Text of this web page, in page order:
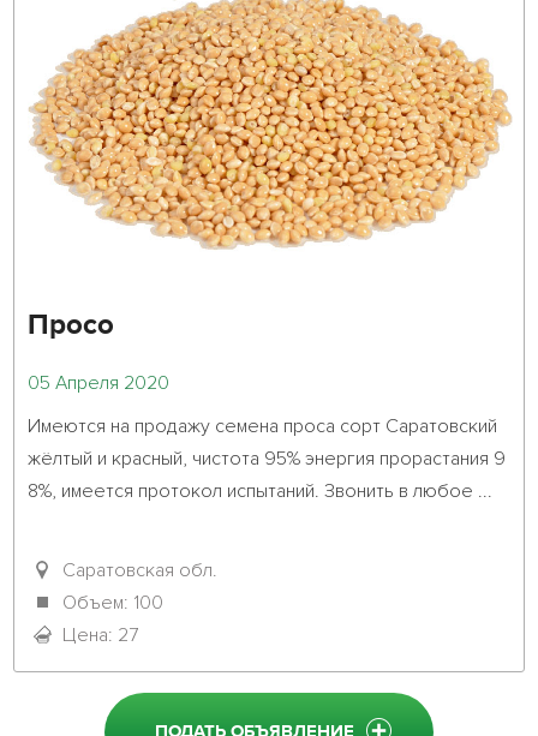
Просо
05 Апреля 2020
Имеются на продажу семена проса сорт Саратовский
жёлтый и красный, чистота 95% энергия прорастания 9
8%, имеется протокол испытаний. Звонить в любое ...
Саратовская обл.
Объем: 100
Цена: 27
ПОДАТЬ ОБЪЯВЛЕНИЕ